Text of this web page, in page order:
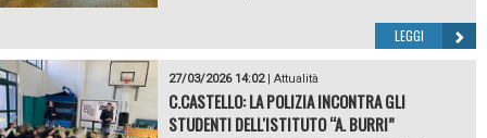
LEGGI
27/03/2026 14:02| Attualità
C.CASTELLO: LA POLIZIA INCONTRA GLI
STUDENTI DELL'ISTITUTO “A. BURRI”